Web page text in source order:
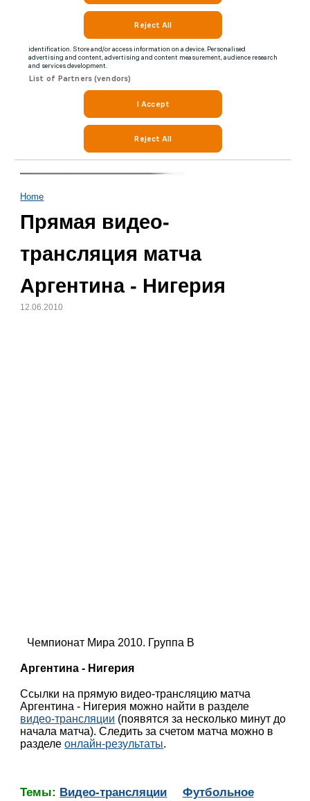
Home
Прямая видео-
трансляция матча
Аргентина - Нигерия
12.06.2010
Чемпионат Мира 2010. Группа B
Аргентина - Нигерия
Ссылки на прямую видео-трансляцию матча
Аргентина - Нигерия можно найти в разделе
видео-трансляции (появятся за несколько минут до
начала матча). Следить за счетом матча можно в
разделеонлайн-результаты.
Темы: Видео-трансляции
Футбольное